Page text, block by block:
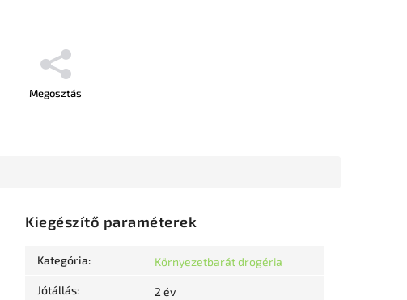
Megosztás
Kiegészítő paraméterek
Kategória: Környezetbarát drogéria
Jótállás: 2 év